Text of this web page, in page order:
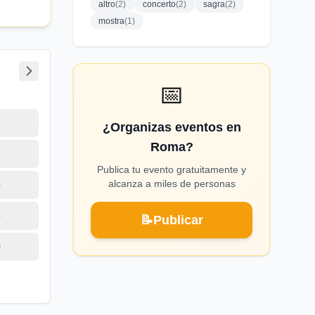
musica
altro(2) concerto(2) sagra(2)
mostra(1)
📅
¿Organizas eventos en
Roma?
Publica tu evento gratuitamente y
alcanza a miles de personas
📝Publicar